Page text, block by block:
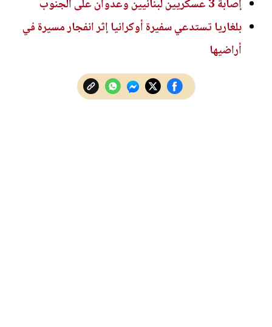
إصابة 3 عسكريين لبنانيين وعدوان على الجنوب
بلغاريا تستدعي سفيرة أوكرانيا إثر انفجار مسيرة في
أراضيها